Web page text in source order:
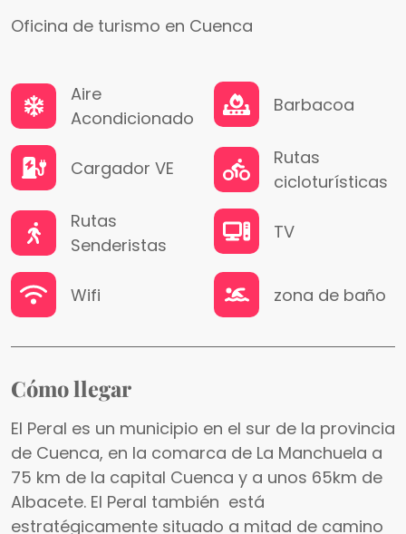
Oficina de turismo en Cuenca
Aire
Acondicionado
Barbacoa
Cargador VE
Rutas
cicloturísticas
Rutas
Senderistas
TV
Wifi zona de baño
Cómo llegar
El Peral es un municipio en el sur de la provincia
de Cuenca, en la comarca de La Manchuela a
75 km de la capital Cuenca y a unos 65km de
Albacete. El Peral también está
estratégicamente situado a mitad de camino